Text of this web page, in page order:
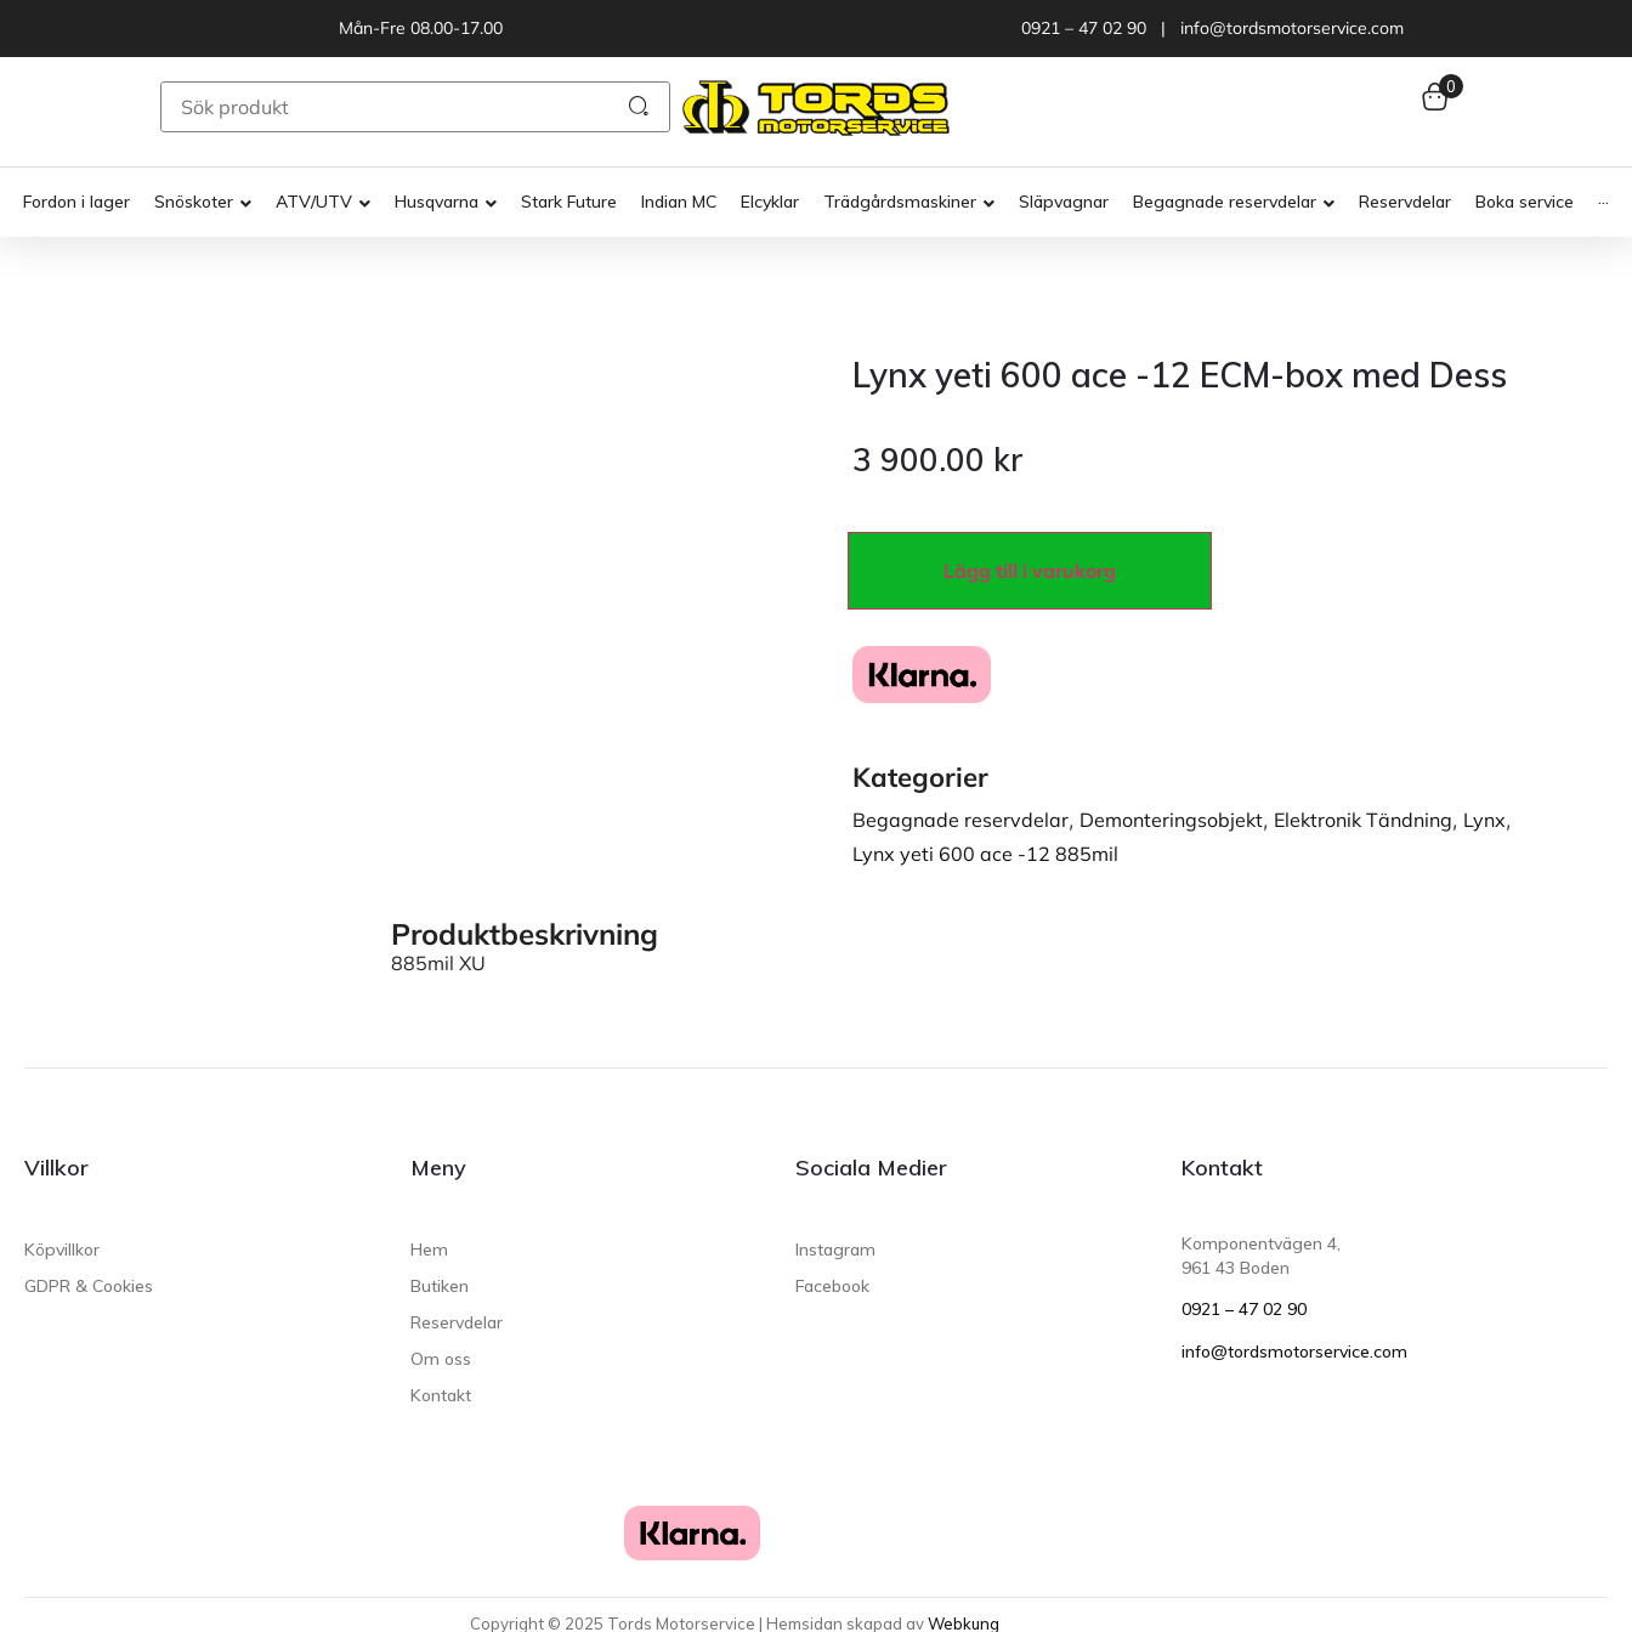
Mån-Fre 08.00-17.00 0921 – 47 02 90 | info@tordsmotorservice.com
0
Fordon i lager Snöskoter ATV/UTV Husqvarna Stark Future Indian MC Elcyklar Trädgårdsmaskiner Släpvagnar Begagnade reservdelar Reservdelar Boka service ···
Lynx yeti 600 ace -12 ECM-box med Dess
3 900.00 kr
Lägg till i varukorg
Kategorier
Begagnade reservdelar, Demonteringsobjekt, Elektronik Tändning, Lynx,
Lynx yeti 600 ace -12 885mil
Produktbeskrivning
885mil XU
Villkor
Köpvillkor
GDPR & Cookies
Meny
Hem
Butiken
Reservdelar
Om oss
Kontakt
Sociala Medier
Instagram
Facebook
Kontakt
Komponentvägen 4,
961 43 Boden
0921 – 47 02 90
info@tordsmotorservice.com
Copyright © 2025 Tords Motorservice | Hemsidan skapad avWebkung